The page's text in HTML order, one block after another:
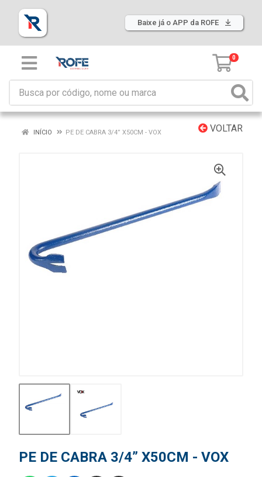
Baixe já o APP da ROFE
0
VOLTAR
INÍCIO PE DE CABRA 3/4” X50CM - VOX
PE DE CABRA 3/4” X50CM - VOX